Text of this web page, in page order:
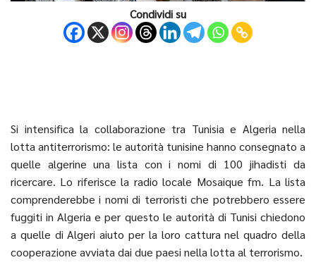
Condividi su
Si intensifica la collaborazione tra Tunisia e Algeria nella
lotta antiterrorismo: le autorità tunisine hanno consegnato a
quelle algerine una lista con i nomi di 100 jihadisti da
ricercare. Lo riferisce la radio locale Mosaique fm. La lista
comprenderebbe i nomi di terroristi che potrebbero essere
fuggiti in Algeria e per questo le autorità di Tunisi chiedono
a quelle di Algeri aiuto per la loro cattura nel quadro della
cooperazione avviata dai due paesi nella lotta al terrorismo.